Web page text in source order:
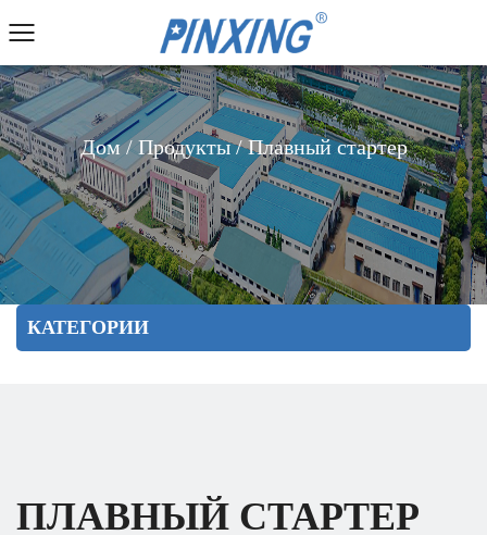
Дом/Продукты/Плавный стартер
КАТЕГОРИИ
ПЛАВНЫЙ СТАРТЕР